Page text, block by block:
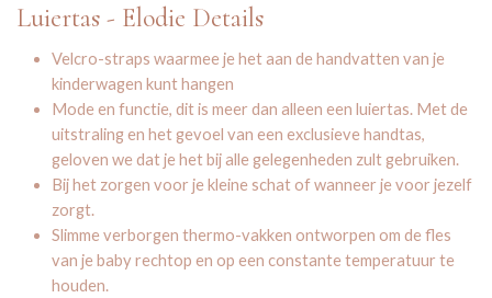
Luiertas - Elodie Details
Velcro-straps waarmee je het aan de handvatten van je
kinderwagen kunt hangen
Mode en functie, dit is meer dan alleen een luiertas. Met de
uitstraling en het gevoel van een exclusieve handtas,
geloven we dat je het bij alle gelegenheden zult gebruiken.
Bij het zorgen voor je kleine schat of wanneer je voor jezelf
zorgt.
Slimme verborgen thermo-vakken ontworpen om de fles
van je baby rechtop en op een constante temperatuur te
houden.